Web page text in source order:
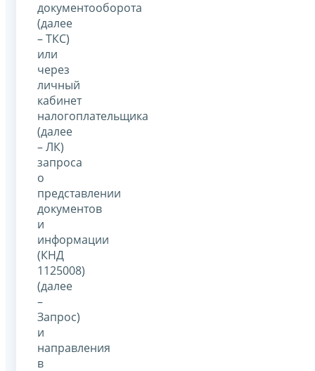
документооборота
(далее
– ТКС)
или
через
личный
кабинет
налогоплательщика
(далее
– ЛК)
запроса
о
представлении
документов
и
информации
(КНД
1125008)
(далее
–
Запрос)
и
направления
в